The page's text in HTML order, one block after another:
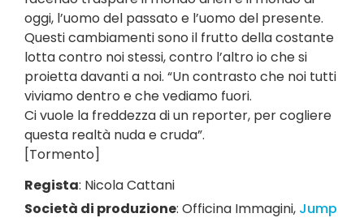
oggi, l’uomo del passato e l’uomo del presente.
Questi cambiamenti sono il frutto della costante
lotta contro noi stessi, contro l’altro io che si
proietta davanti a noi. “Un contrasto che noi tutti
viviamo dentro e che vediamo fuori.
Ci vuole la freddezza di un reporter, per cogliere
questa realtà nuda e cruda”.
[Tormento]
Regista: Nicola Cattani
Società di produzione: Officina Immagini, Jump